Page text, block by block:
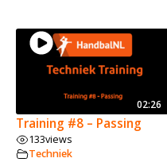
02:26
Training #8 – Passing
133views
Techniek